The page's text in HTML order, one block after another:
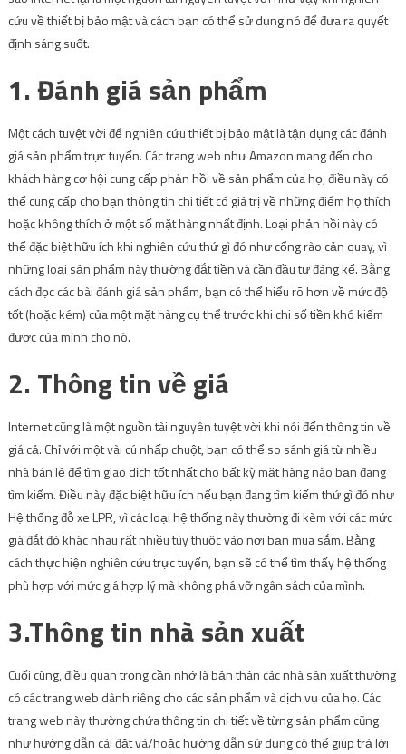
cứu về thiết bị bảo mật và cách bạn có thể sử dụng nó để đưa ra quyết
định sáng suốt.
1. Đánh giá sản phẩm
Một cách tuyệt vời để nghiên cứu thiết bị bảo mật là tận dụng các đánh
giá sản phẩm trực tuyến. Các trang web như Amazon mang đến cho
khách hàng cơ hội cung cấp phản hồi về sản phẩm của họ, điều này có
thể cung cấp cho bạn thông tin chi tiết có giá trị về những điểm họ thích
hoặc không thích ở một số mặt hàng nhất định. Loại phản hồi này có
thể đặc biệt hữu ích khi nghiên cứu thứ gì đó nhưcổng rào cản quay, vì
những loại sản phẩm này thường đắt tiền và cần đầu tư đáng kể. Bằng
cách đọc các bài đánh giá sản phẩm, bạn có thể hiểu rõ hơn về mức độ
tốt (hoặc kém) của một mặt hàng cụ thể trước khi chi số tiền khó kiếm
được của mình cho nó.
2. Thông tin về giá
Internet cũng là một nguồn tài nguyên tuyệt vời khi nói đến thông tin về
giá cả. Chỉ với một vài cú nhấp chuột, bạn có thể so sánh giá từ nhiều
nhà bán lẻ để tìm giao dịch tốt nhất cho bất kỳ mặt hàng nào bạn đang
tìm kiếm. Điều này đặc biệt hữu ích nếu bạn đang tìm kiếm thứ gì đó như
Hệ thống đỗ xe LPR, vì các loại hệ thống này thường đi kèm với các mức
giá đắt đỏ khác nhau rất nhiều tùy thuộc vào nơi bạn mua sắm. Bằng
cách thực hiện nghiên cứu trực tuyến, bạn sẽ có thể tìm thấy hệ thống
phù hợp với mức giá hợp lý mà không phá vỡ ngân sách của mình.
3.Thông tin nhà sản xuất
Cuối cùng, điều quan trọng cần nhớ là bản thân các nhà sản xuất thường
có các trang web dành riêng cho các sản phẩm và dịch vụ của họ. Các
trang web này thường chứa thông tin chi tiết về từng sản phẩm cũng
như hướng dẫn cài đặt và/hoặc hướng dẫn sử dụng có thể giúp trả lời